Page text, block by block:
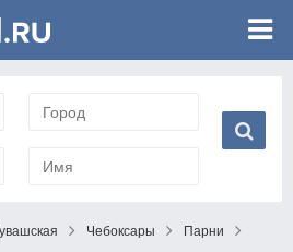
Чебоксары
Парни